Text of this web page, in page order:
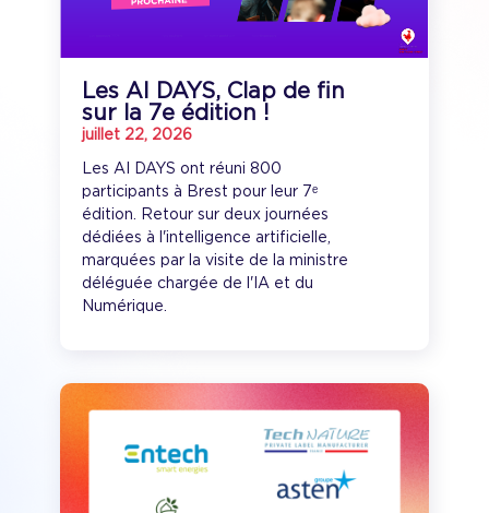
Les AI DAYS, Clap de fin
sur la 7e édition !
juillet 22, 2026
Les AI DAYS ont réuni 800
participants à Brest pour leur 7ᵉ
édition. Retour sur deux journées
dédiées à l'intelligence artificielle,
marquées par la visite de la ministre
déléguée chargée de l'IA et du
Numérique.